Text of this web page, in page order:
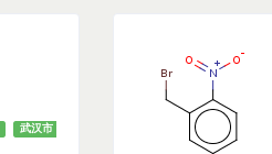
武汉市 广州市